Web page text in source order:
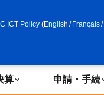
ICT Policy (English / Français/
算 申請・手続